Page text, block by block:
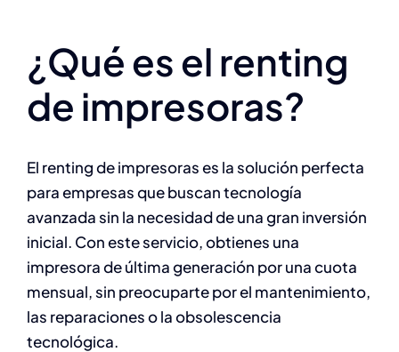
¿Qué es el renting
de impresoras?
El renting de impresoras es la solución perfecta
para empresas que buscan tecnología
avanzada sin la necesidad de una gran inversión
inicial. Con este servicio, obtienes una
impresora de última generación por una cuota
mensual, sin preocuparte por el mantenimiento,
las reparaciones o la obsolescencia
tecnológica.